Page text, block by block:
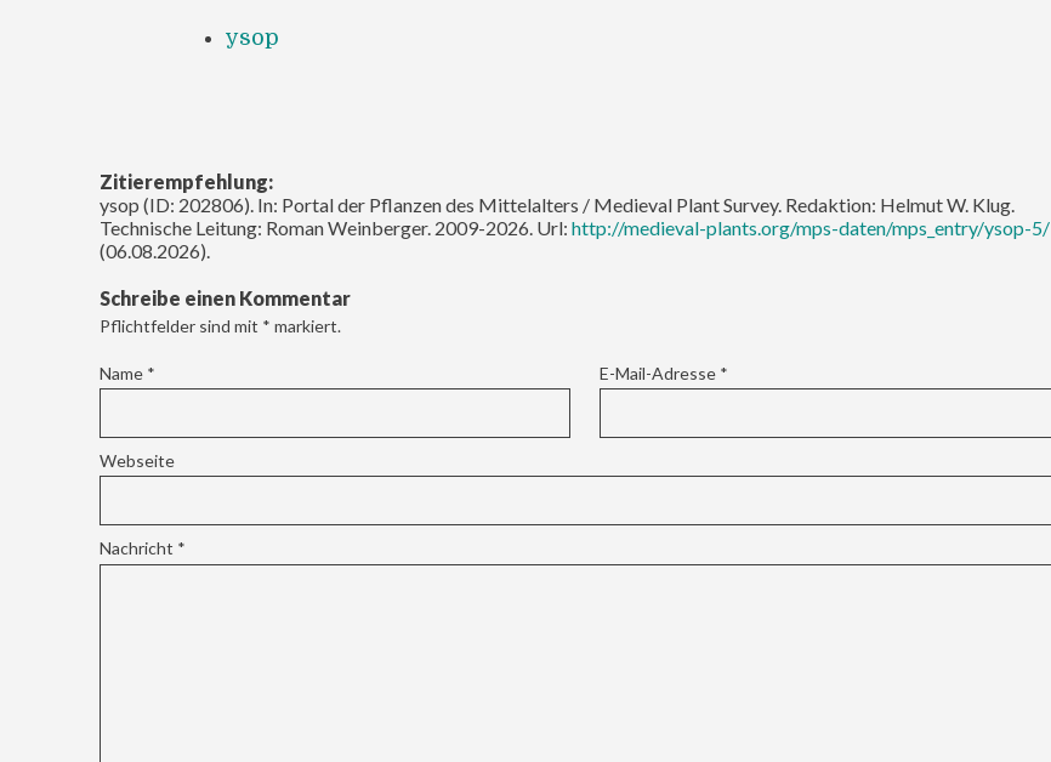
ysop
Zitierempfehlung:
ysop (ID: 202806). In: Portal der Pflanzen des Mittelalters / Medieval Plant Survey. Redaktion: Helmut W. Klug.
Technische Leitung: Roman Weinberger. 2009-2026. Url: http://medieval-plants.org/mps-daten/mps_entry/ysop-5/
(06.08.2026).
Schreibe einen Kommentar
Pflichtfelder sind mit * markiert.
Name * E-Mail-Adresse *
Webseite
Nachricht *